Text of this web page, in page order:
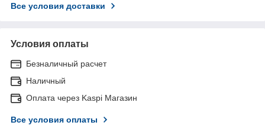
Все условия доставки
Условия оплаты
Безналичный расчет
Наличный
Оплата через Kaspi Магазин
Все условия оплаты